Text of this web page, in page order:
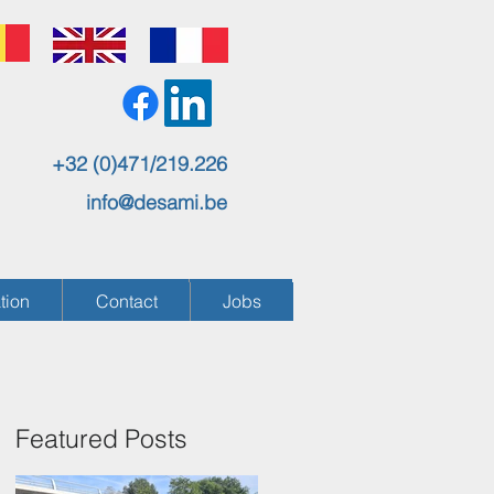
+32 (0)471/219.226
info@desami.be
Contact Jobs
Contact Jobs
Featured Posts